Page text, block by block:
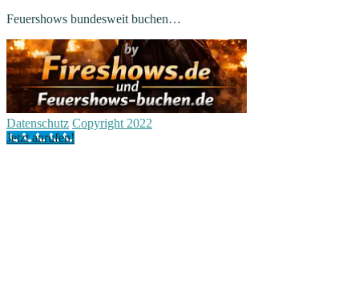
Feuershows bundesweit buchen…
Datenschutz Copyright 2022
Jetzt anrufen!